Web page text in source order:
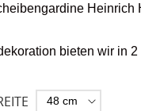
bieten wir in 2